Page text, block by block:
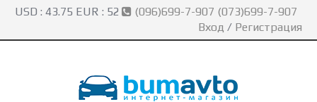
USD : 43.75 EUR : 52
(096)699-7-907 (073)699-7-907
Вход / Регистрация